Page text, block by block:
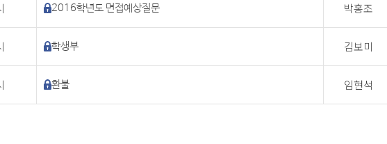
2016학년도 면접예상질문 박홍조
학생부 김보미
환불 임현석